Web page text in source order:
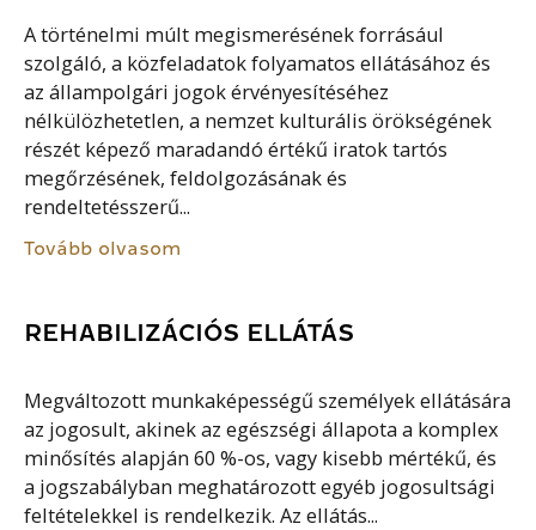
A történelmi múlt megismerésének forrásául
szolgáló, a közfeladatok folyamatos ellátásához és
az állampolgári jogok érvényesítéséhez
nélkülözhetetlen, a nemzet kulturális örökségének
részét képező maradandó értékű iratok tartós
megőrzésének, feldolgozásának és
rendeltetésszerű...
Tovább olvasom
REHABILIZÁCIÓS ELLÁTÁS
Megváltozott munkaképességű személyek ellátására
az jogosult, akinek az egészségi állapota a komplex
minősítés alapján 60 %-os, vagy kisebb mértékű, és
a jogszabályban meghatározott egyéb jogosultsági
feltételekkel is rendelkezik. Az ellátás...